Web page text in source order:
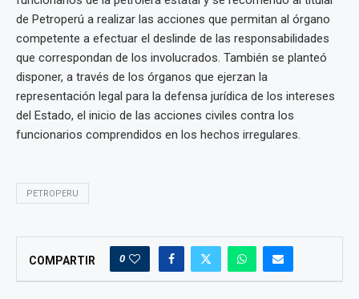
de Petroperú a realizar las acciones que permitan al órgano
competente a efectuar el deslinde de las responsabilidades
que correspondan de los involucrados. También se planteó
disponer, a través de los órganos que ejerzan la
representación legal para la defensa jurídica de los intereses
del Estado, el inicio de las acciones civiles contra los
funcionarios comprendidos en los hechos irregulares.
PETROPERU
COMPARTIR 0